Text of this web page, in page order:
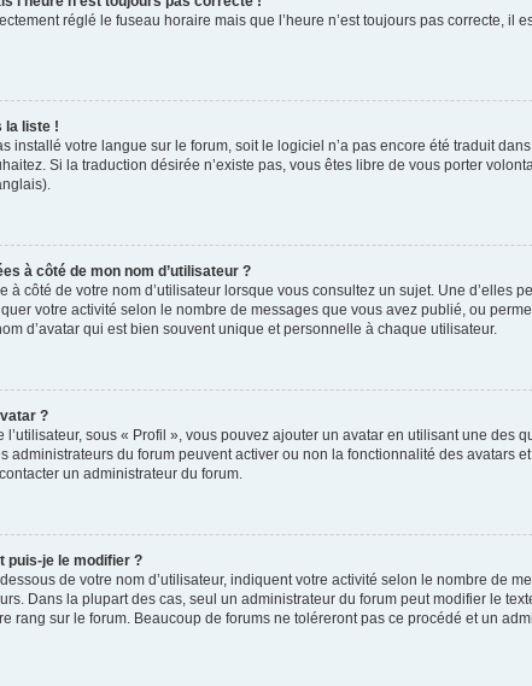
réglé le fuseau horaire mais que l’heure n’est toujours pas correcte,
la liste !
installé votre langue sur le forum, soit le logiciel n’a pas encore été traduit
Si la traduction désirée n’existe pas, vous êtes libre de vous porter
à côté de mon nom d’utilisateur ?
à côté de votre nom d’utilisateur lorsque vous consultez un sujet. Une
votre activité selon le nombre de messages que vous avez publié, ou
d’avatar qui est bien souvent unique et personnelle à chaque utilisateur.
?
sous « Profil », vous pouvez ajouter un avatar en utilisant une des
administrateurs du forum peuvent activer ou non la fonctionnalité des
un administrateur du forum.
puis-je le modifier ?
de votre nom d’utilisateur, indiquent votre activité selon le nombre de
Dans la plupart des cas, seul un administrateur du forum peut modifier le
rang sur le forum. Beaucoup de forums ne toléreront pas ce procédé et un